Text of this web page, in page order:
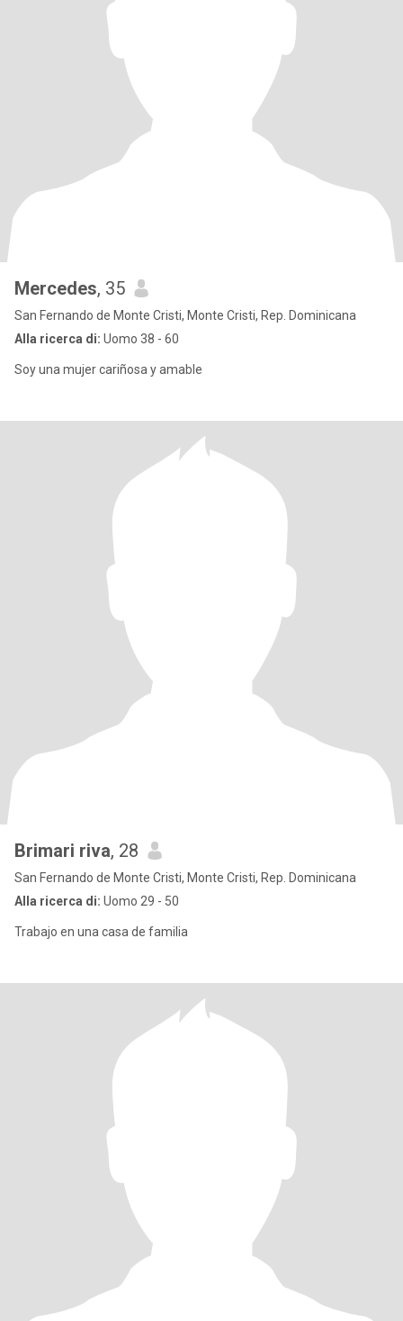
Mercedes, 35
San Fernando de Monte Cristi, Monte Cristi, Rep. Dominicana
Alla ricerca di: Uomo 38 - 60
Soy una mujer cariñosa y amable
Brimari riva, 28
San Fernando de Monte Cristi, Monte Cristi, Rep. Dominicana
Alla ricerca di: Uomo 29 - 50
Trabajo en una casa de familia